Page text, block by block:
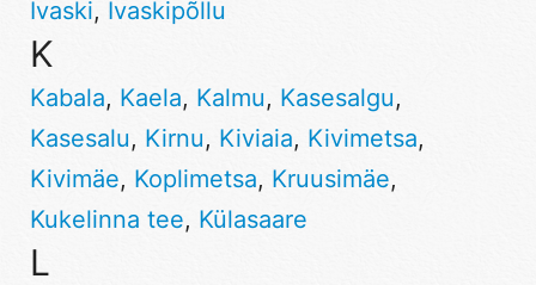
Ivaski, Ivaskipõllu
K
Kabala, Kaela, Kalmu, Kasesalgu,
Kasesalu, Kirnu, Kiviaia, Kivimetsa,
Kivimäe, Koplimetsa, Kruusimäe,
Kukelinna tee, Külasaare
L